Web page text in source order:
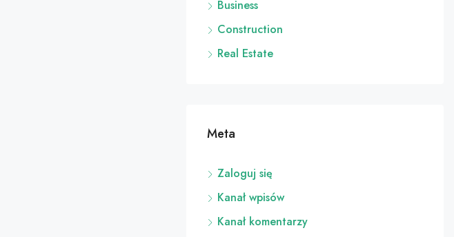
Business
Construction
Real Estate
Meta
Zaloguj się
Kanał wpisów
Kanał komentarzy